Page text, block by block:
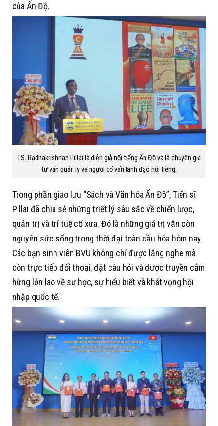
của Ấn Độ.
TS. Radhakrishnan Pillai là diễn giả nổi tiếng Ấn Độ và là chuyên gia
tư vấn quản lý và người cố vấn lãnh đạo nổi tiếng.
Trong phần giao lưu “Sách và Văn hóa Ấn Độ”, Tiến sĩ
Pillai đã chia sẻ những triết lý sâu sắc về chiến lược,
quản trị và trí tuệ cổ xưa. Đó là những giá trị vẫn còn
nguyên sức sống trong thời đại toàn cầu hóa hôm nay.
Các bạn sinh viên BVU không chỉ được lắng nghe mà
còn trực tiếp đối thoại, đặt câu hỏi và được truyền cảm
hứng lớn lao về sự học, sự hiểu biết và khát vọng hội
nhập quốc tế.